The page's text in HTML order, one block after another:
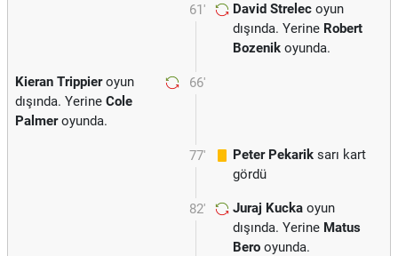
61' David Strelec oyun
dışında. Yerine Robert
Bozenik oyunda.
66'
Kieran Trippieroyun
dışında. Yerine Cole
Palmeroyunda.
77' Peter Pekarik sarı kart
gördü
82' Juraj Kucka oyun
dışında. Yerine Matus
Bero oyunda.